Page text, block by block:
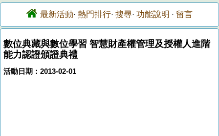
最新活動· 熱門排行· 搜尋· 功能說明 · 留言
數位典藏與數位學習 智慧財產權管理及授權人進階
能力認證頒證典禮
活動日期：2013-02-01